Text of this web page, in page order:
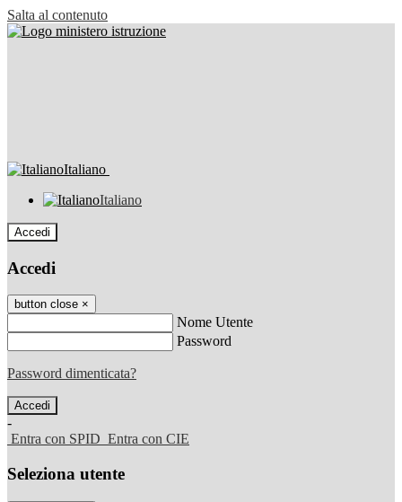
Salta al contenuto
Italiano
Italiano
Accedi
Accedi
button close ×
Nome Utente
Password
Password dimenticata?
-
Entra con SPID Entra con CIE
Seleziona utente